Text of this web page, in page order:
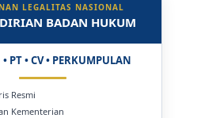
LEGALITAS NASIONAL
BADAN HUKUM
PT • CV • PERKUMPULAN
Resmi
Kementerian